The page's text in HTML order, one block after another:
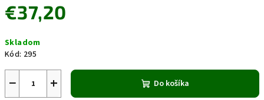
€37,20
cena:
Skladom
Kód: 295
+
− Do košíka